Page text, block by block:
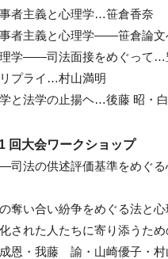
者主義と心理学…笹倉香奈
者主義と心理学——笹倉論
学——司法面接をめぐって…
プライ…村山満明
と法学の止揚ヘ…後藤 昭・
回大会ワークショップ
法の供述評価基準をめぐ
奪い合い紛争をめぐる法と
された人たちに寄り添うた
・我藤 諭・山崎優子・村